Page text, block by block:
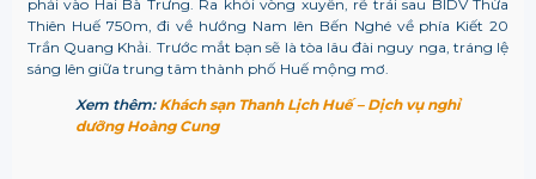
phải vào Hai Bà Trưng. Ra khỏi vòng xuyến, rẽ trái sau BIDV Thừa
Thiên Huế 750m, đi về hướng Nam lên Bến Nghé về phía Kiết 20
Trần Quang Khải. Trước mắt bạn sẽ là tòa lâu đài nguy nga, tráng lệ
sáng lên giữa trung tâm thành phố Huế mộng mơ.
Xem thêm: Khách sạn Thanh Lịch Huế – Dịch vụ nghỉ
dưỡng Hoàng Cung